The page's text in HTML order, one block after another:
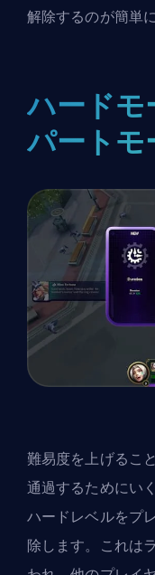
解除するのが簡単
ハードモ
パート
難易度を上げるこ
通過するためにい
ハードレベルをプ
除します。これは